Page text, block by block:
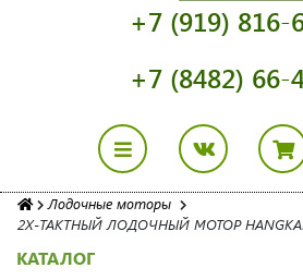
+7 (919) 816-
+7 (8482) 66-
Лодочные моторы
2Х-ТАКТНЫЙ ЛОДОЧНЫЙ МОТОР HANGKAI
КАТАЛОГ